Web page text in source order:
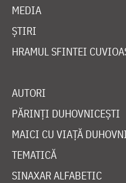
MEDIA
ȘTIRI
HRAMUL SFINTEI
AUTORI
PĂRINȚI DUHOVNICEȘTI
MAICI CU VIAȚĂ
TEMATICĂ
SINAXAR ALFABETIC